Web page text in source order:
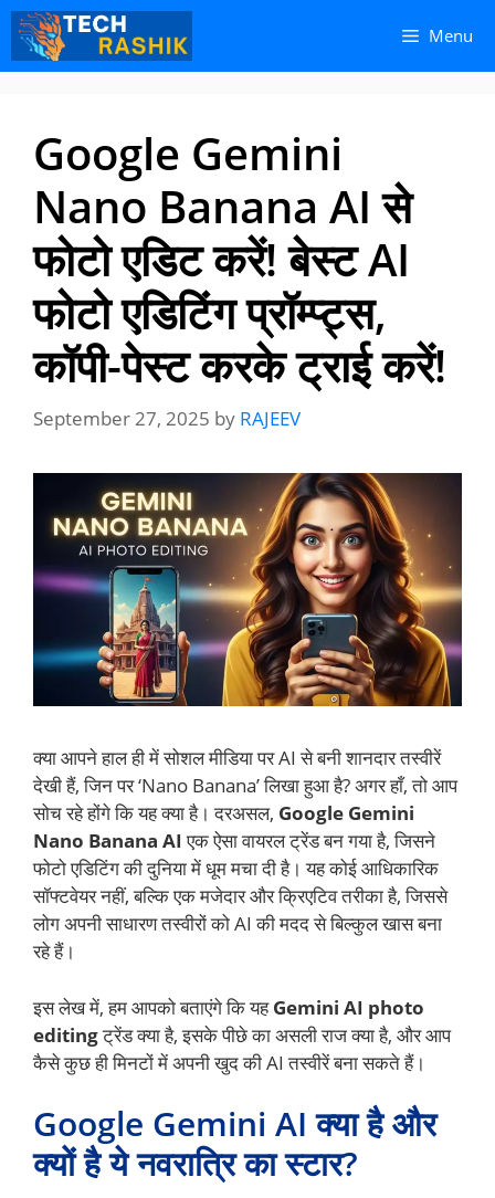
Skip
content
Skip
content
Menu
Google Gemini
Nano Banana AI से
फोटो एडिट करें! बेस्ट AI
फोटो एडिटिंग प्रॉम्प्ट्स,
कॉपी-पेस्ट करके ट्राई करें!
September 27, 2025 by RAJEEV
क्या आपने हाल ही में सोशल मीडिया पर AI से बनी शानदार तस्वीरें
देखी हैं, जिन पर ‘Nano Banana’ लिखा हुआ है? अगर हाँ, तो आप
सोच रहे होंगे कि यह क्या है। दरअसल, Google Gemini
Nano Banana AI एक ऐसा वायरल ट्रेंड बन गया है, जिसने
फोटो एडिटिंग की दुनिया में धूम मचा दी है। यह कोई आधिकारिक
सॉफ्टवेयर नहीं, बल्कि एक मजेदार और क्रिएटिव तरीका है, जिससे
लोग अपनी साधारण तस्वीरों को AI की मदद से बिल्कुल खास बना
रहे हैं।
इस लेख में, हम आपको बताएंगे कि यहGemini AI photo
editingट्रेंड क्या है, इसके पीछे का असली राज क्या है, और आप
कैसे कुछ ही मिनटों में अपनी खुद की AI तस्वीरें बना सकते हैं।
Google Gemini AI क्या है और
क्यों है ये नवरात्रि का स्टार?